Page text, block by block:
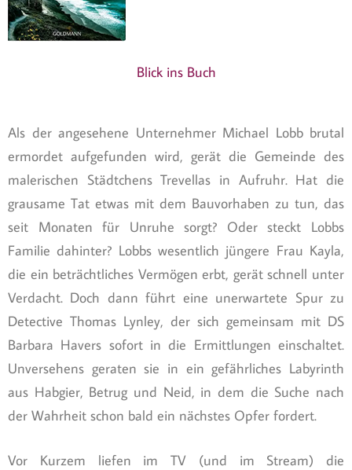
Blick ins Buch
Als der angesehene Unternehmer Michael Lobb brutal
ermordet aufgefunden wird, gerät die Gemeinde des
malerischen Städtchens Trevellas in Aufruhr. Hat die
grausame Tat etwas mit dem Bauvorhaben zu tun, das
seit Monaten für Unruhe sorgt? Oder steckt Lobbs
Familie dahinter? Lobbs wesentlich jüngere Frau Kayla,
die ein beträchtliches Vermögen erbt, gerät schnell unter
Verdacht. Doch dann führt eine unerwartete Spur zu
Detective Thomas Lynley, der sich gemeinsam mit DS
Barbara Havers sofort in die Ermittlungen einschaltet.
Unversehens geraten sie in ein gefährliches Labyrinth
aus Habgier, Betrug und Neid, in dem die Suche nach
der Wahrheit schon bald ein nächstes Opfer fordert.
Vor Kurzem liefen im TV (und im Stream) die